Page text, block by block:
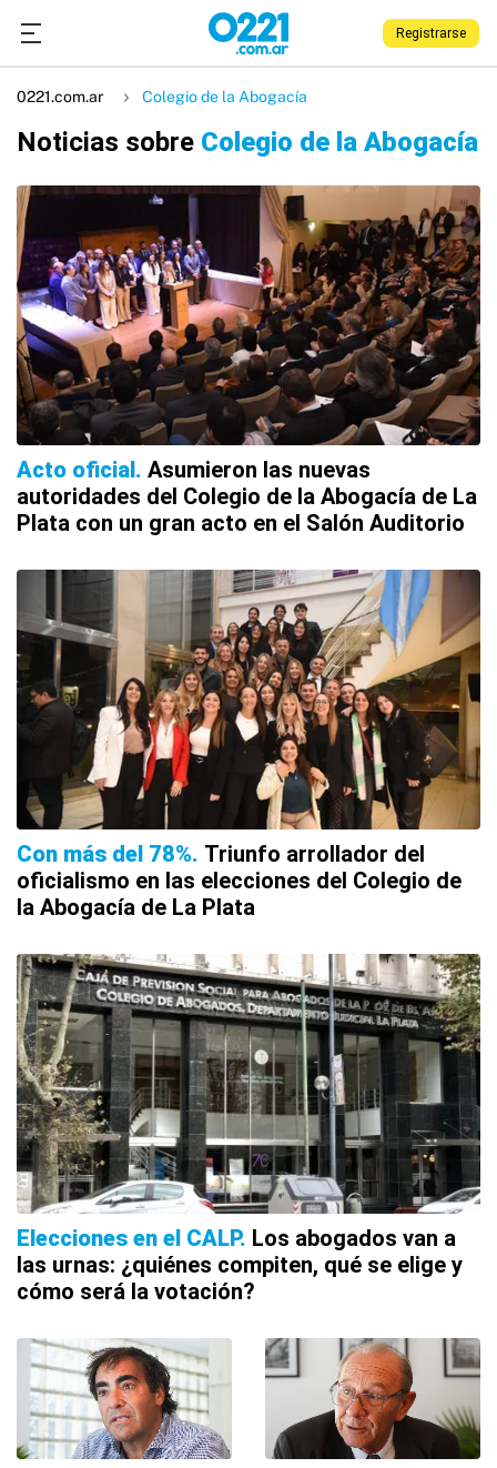
Registrarse
0221.com.ar Colegio de la Abogacía
Noticias sobre Colegio de la Abogacía
Acto oficial Asumieron las nuevas
autoridades del Colegio de la Abogacía de La
Plata con un gran acto en el Salón Auditorio
Con más del 78% Triunfo arrollador del
oficialismo en las elecciones del Colegio de
la Abogacía de La Plata
Elecciones en el CALP Los abogados van a
las urnas: ¿quiénes compiten, qué se elige y
cómo será la votación?